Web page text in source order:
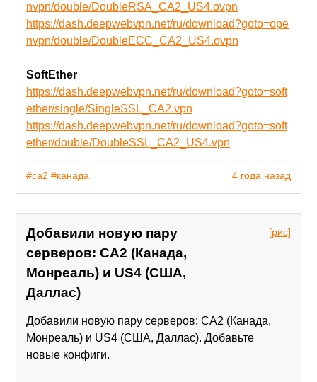
nvpn/double/DoubleRSA_CA2_US4.ovpn
https://dash.deepwebvpn.net/ru/download?goto=ope
nvpn/double/DoubleECC_CA2_US4.ovpn
SoftEther
https://dash.deepwebvpn.net/ru/download?goto=soft
ether/single/SingleSSL_CA2.vpn
https://dash.deepwebvpn.net/ru/download?goto=soft
ether/double/DoubleSSL_CA2_US4.vpn
4 года назад
#ca2 #канада
[рис]
Добавили новую пару
серверов: CA2 (Канада,
Монреаль) и US4 (США,
Даллас)
Добавили новую пару серверов: CA2 (Канада,
Монреаль) и US4 (США, Даллас). Добавьте
новые конфиги.